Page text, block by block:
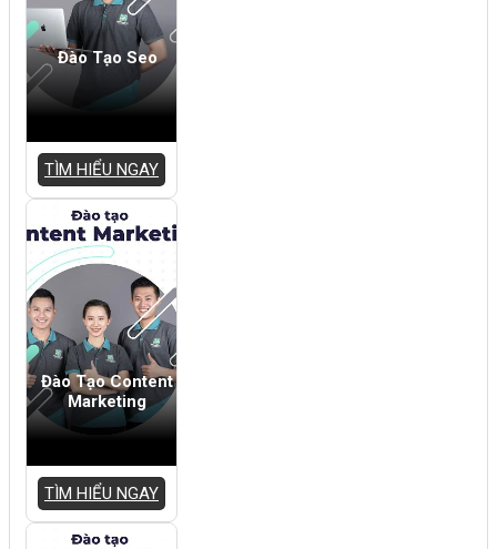
Đào Tạo Seo
TÌM HIỂU NGAY
Đào Tạo Content
Marketing
TÌM HIỂU NGAY